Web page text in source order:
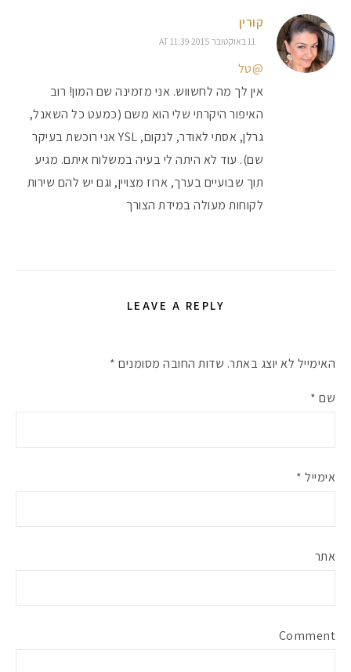
קורין
11 באוקטובר 2015 AT 11:39
@טל
אין לך מה לחשווש. אני מזמינה שם המון! רוב
האיפור היקרתי שלי הוא משם (כמעט כל השאנל,
גרלן, אסתי לאודר, לנקום, YSL אני רוכשת בעיקר
שם). עוד לא היתה לי בעיה במשלוח איתם. מגיע
תוך שבועיים בערך, ארוז מצויין, וגם יש להם שירות
לקוחות מעולה במידת הצורך
LEAVE A REPLY
האימייל לא יוצג באתר. שדות החובה מסומנים *
שם *
אימייל *
אתר
Comment